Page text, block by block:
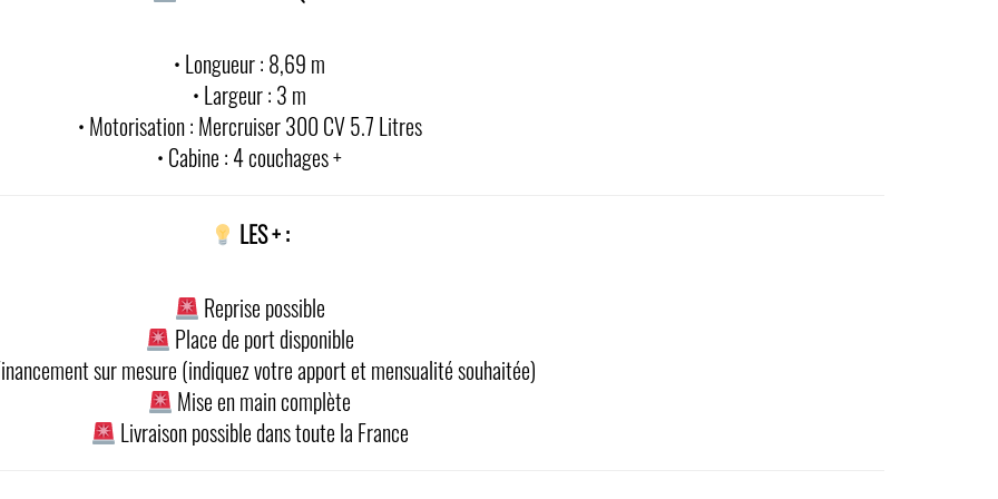
• Longueur : 8,69 m
• Largeur : 3 m
• Motorisation : Mercruiser 300 CV 5.7 Litres
• Cabine : 4 couchages +
LES + :
Reprise possible
Place de port disponible
sur mesure (indiquez votre apport et mensualité souhaitée)
Mise en main complète
Livraison possible dans toute la France